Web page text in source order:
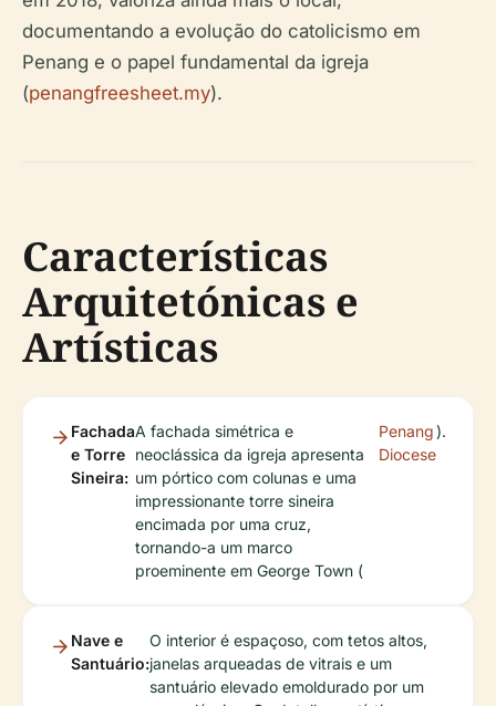
documentando a evolução do catolicismo em
Penang e o papel fundamental da igreja
(penangfreesheet.my).
Características
Arquitetónicas e
Artísticas
Fachada
e Torre
Sineira:
A fachada simétrica e
neoclássica da igreja apresenta
um pórtico com colunas e uma
impressionante torre sineira
encimada por uma cruz,
tornando-a um marco
proeminente em George Town (
Penang
Diocese
).
Nave e
Santuário:
O interior é espaçoso, com tetos altos,
janelas arqueadas de vitrais e um
santuário elevado emoldurado por um